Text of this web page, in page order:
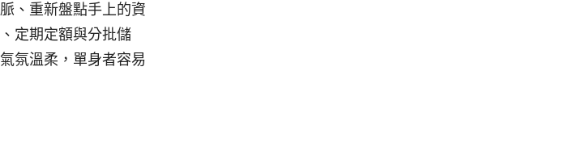
、重新盤點手上的資
定期定額與分批儲
氛溫柔，單身者容易